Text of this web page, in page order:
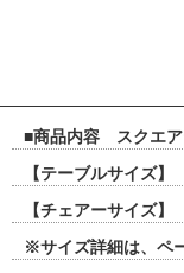
■商品内容 スクエ
【テーブルサイズ
【チェアーサイズ
※サイズ詳細は、ペ